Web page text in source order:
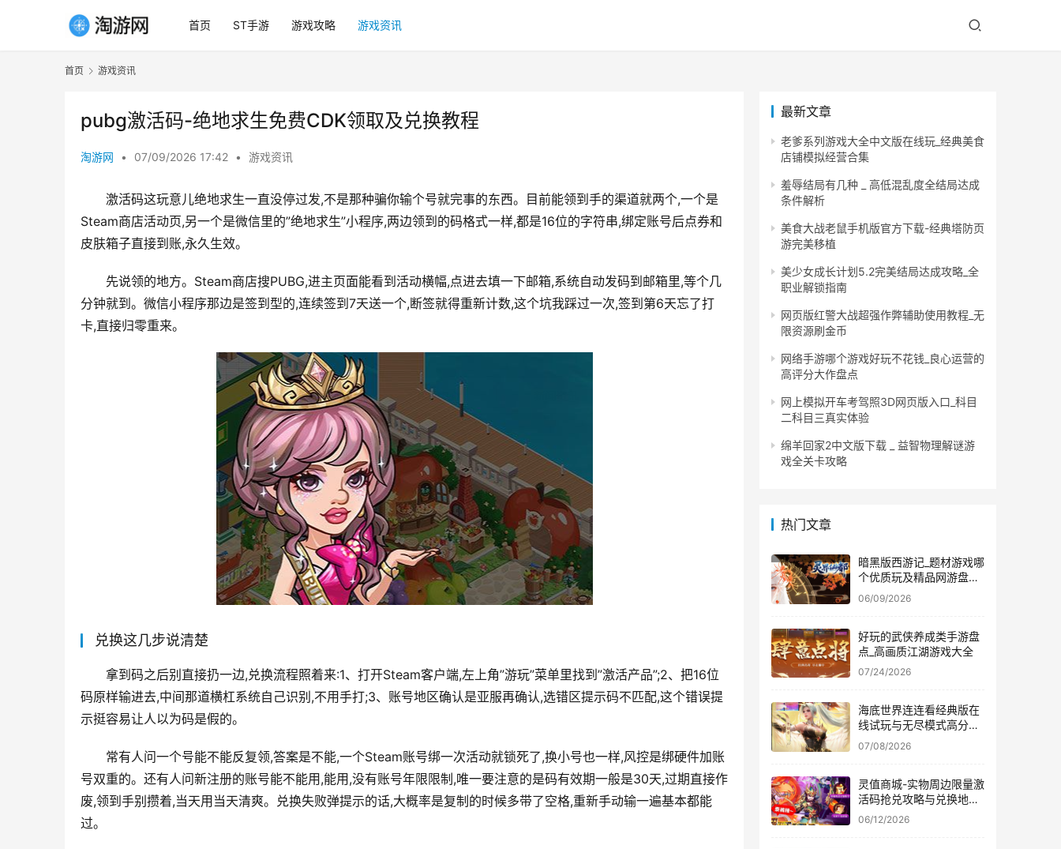
首页 ST手游 游戏攻略 游戏资讯
首页 游戏资讯
pubg激活码-绝地求生免费CDK领取及兑换教程
淘游网 • 07/09/2026 17:42 • 游戏资讯
激活码这玩意儿绝地求生一直没停过发,不是那种骗你输个号就完事的东西。目前能领到手的渠道就两个,一个是
Steam商店活动页,另一个是微信里的”绝地求生”小程序,两边领到的码格式一样,都是16位的字符串,绑定账号后点券和
皮肤箱子直接到账,永久生效。
先说领的地方。Steam商店搜PUBG,进主页面能看到活动横幅,点进去填一下邮箱,系统自动发码到邮箱里,等个几
分钟就到。微信小程序那边是签到型的,连续签到7天送一个,断签就得重新计数,这个坑我踩过一次,签到第6天忘了打
卡,直接归零重来。
兑换这几步说清楚
拿到码之后别直接扔一边,兑换流程照着来:1、打开Steam客户端,左上角”游玩”菜单里找到”激活产品”;2、把16位
码原样输进去,中间那道横杠系统自己识别,不用手打;3、账号地区确认是亚服再确认,选错区提示码不匹配,这个错误提
示挺容易让人以为码是假的。
常有人问一个号能不能反复领,答案是不能,一个Steam账号绑一次活动就锁死了,换小号也一样,风控是绑硬件加账
号双重的。还有人问新注册的账号能不能用,能用,没有账号年限限制,唯一要注意的是码有效期一般是30天,过期直接作
废,领到手别攒着,当天用当天清爽。兑换失败弹提示的话,大概率是复制的时候多带了空格,重新手动输一遍基本都能
过。
最新文章
老爹系列游戏大全中文版在线玩_经典美食
店铺模拟经营合集
羞辱结局有几种 _ 高低混乱度全结局达成
条件解析
美食大战老鼠手机版官方下载-经典塔防页
游完美移植
美少女成长计划5.2完美结局达成攻略_全
职业解锁指南
网页版红警大战超强作弊辅助使用教程_无
限资源刷金币
网络手游哪个游戏好玩不花钱_良心运营的
高评分大作盘点
网上模拟开车考驾照3D网页版入口_科目
二科目三真实体验
绵羊回家2中文版下载 _ 益智物理解谜游
戏全关卡攻略
热门文章
暗黑版西游记_题材游戏哪
个优质玩及精品网游盘点
推荐
06/09/2026
好玩的武侠养成类手游盘
点_高画质江湖游戏大全
07/24/2026
海底世界连连看经典版在
线试玩与无尽模式高分技
巧 _ 益智消除
07/08/2026
灵值商城-实物周边限量激
活码抢兑攻略与兑换地址
在哪
06/12/2026